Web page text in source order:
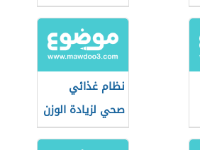
نظام غذائي
صحي لزيادة الوزن